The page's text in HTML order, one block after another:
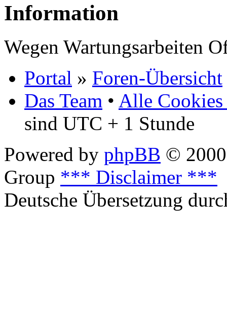
Information
Wegen Wartungsarbeiten
Portal » Foren-Übersicht
Das Team • Alle Cookies
sind UTC + 1 Stunde
Powered by phpBB ©
Group *** Disclaimer ***
Deutsche Übersetzung